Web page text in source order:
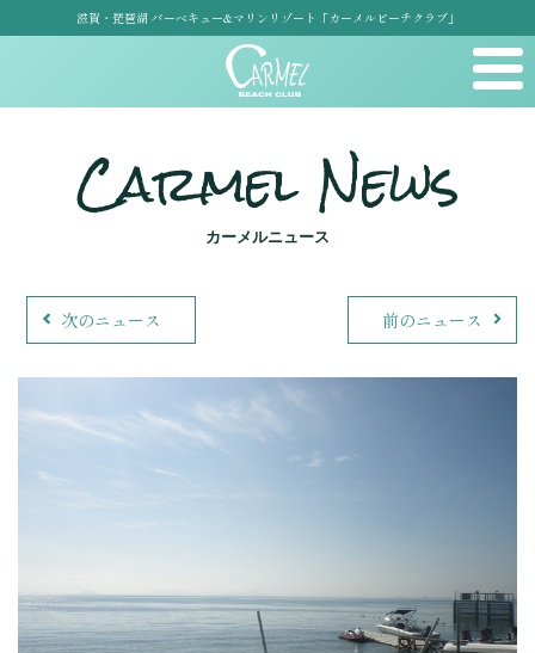
滋賀・琵琶湖 バーベキュー&マリンリゾート「カーメルビーチクラブ」
Carmel News
カーメルニュース
次のニュース 前のニュース